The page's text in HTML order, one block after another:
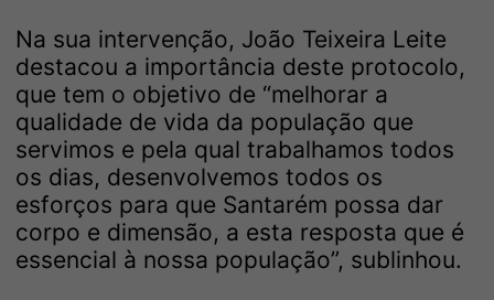
Na sua intervenção, João Teixeira Leite
destacou a importância deste protocolo,
que tem o objetivo de “melhorar a
qualidade de vida da população que
servimos e pela qual trabalhamos todos
os dias, desenvolvemos todos os
esforços para que Santarém possa dar
corpo e dimensão, a esta resposta que é
essencial à nossa população”, sublinhou.